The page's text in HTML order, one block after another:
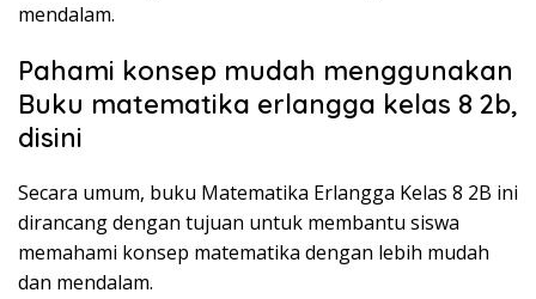
mendalam.
Pahami konsep mudah menggunakan
Buku matematika erlangga kelas 8 2b,
disini
Secara umum, buku Matematika Erlangga Kelas 8 2B ini
dirancang dengan tujuan untuk membantu siswa
memahami konsep matematika dengan lebih mudah
dan mendalam.